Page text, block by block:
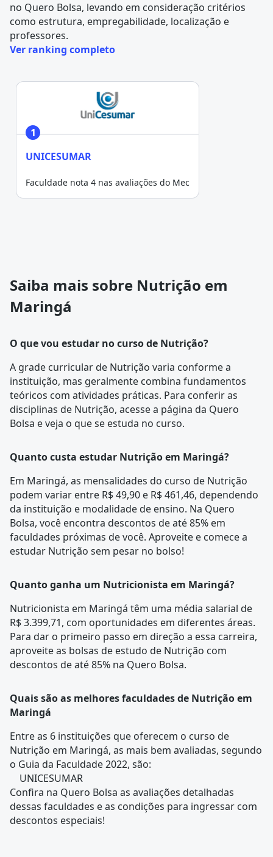
no Quero Bolsa, levando em consideração critérios
como estrutura, empregabilidade, localização e
professores.
Ver ranking completo
1
UNICESUMAR
Faculdade nota 4 nas avaliações do Mec
Saiba mais sobre Nutrição em
Maringá
O que vou estudar no curso de Nutrição?
A grade curricularde Nutrição varia conforme a
instituição, mas geralmente combina fundamentos
teóricos com atividades práticas. Para conferir as
disciplinas de Nutrição, acesse a página da Quero
Bolsa e veja o que se estuda no curso.
Quanto custa estudar Nutrição em Maringá?
Em Maringá, as mensalidades do curso de Nutrição
podem variar entre R$ 49,90 e R$ 461,46, dependendo
da instituição e modalidade de ensino. Na Quero
Bolsa, você encontra descontos de até 85% em
faculdades próximas de você. Aproveite e comece a
estudar Nutrição sem pesar no bolso!
Quanto ganha um Nutricionista em Maringá?
Nutricionista em Maringá têm uma média salarial de
R$ 3.399,71, com oportunidades em diferentes áreas.
Para dar o primeiro passo em direção a essa carreira,
aproveite as bolsas de estudo de Nutrição com
descontos de até 85% na Quero Bolsa.
Quais são as melhores faculdades de Nutrição em
Maringá
Entre as 6 instituições que oferecem o curso de
Nutrição em Maringá, as mais bem avaliadas, segundo
o Guia da Faculdade 2022, são:
UNICESUMAR
Confira na Quero Bolsa as avaliações detalhadas
dessas faculdades e as condições para ingressar com
descontos especiais!